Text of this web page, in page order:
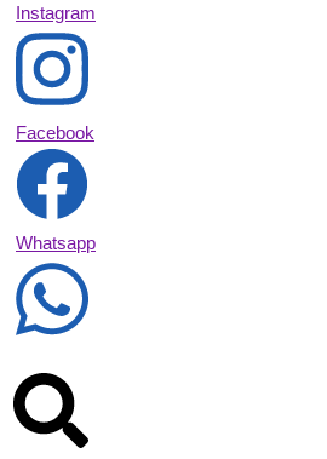
Instagram
Facebook
Whatsapp